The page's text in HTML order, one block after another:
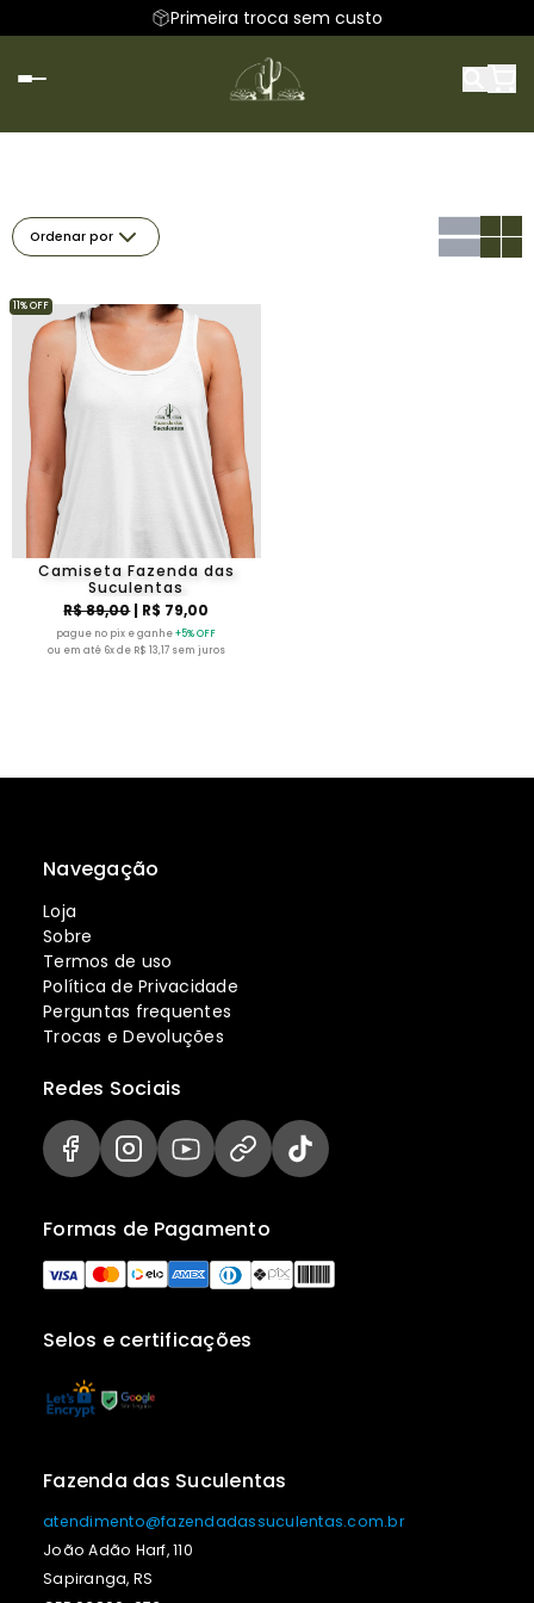
Primeira troca sem custo
Ordenar por
Camiseta Fazenda das
Suculentas
R$ 89,00| R$ 79,00
pague no pix e ganhe+5% OFF
ou em até 6x de R$ 13,17 sem juros
11% OFF
Navegação
Loja
Sobre
Termos de uso
Política de Privacidade
Perguntas frequentes
Trocas e Devoluções
Selos e certificações
Formas de Pagamento
Redes Sociais
Fazenda das Suculentas
atendimento@fazendadassuculentas.com.br
João Adão Harf, 110
Sapiranga, RS